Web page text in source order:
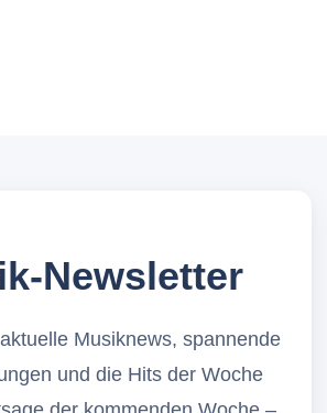
Newsletter
Musiknews, spannende
und die Hits der Woche